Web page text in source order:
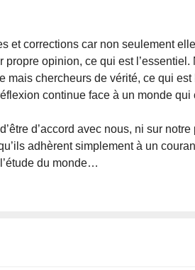
et corrections car non seulement
opinion, ce qui est
mais chercheurs de vérité, ce qui
continue face à un monde
d’accord avec nous, ni sur
adhèrent simplement à un
du monde…